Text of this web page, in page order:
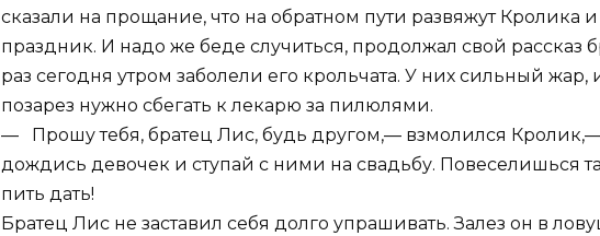
сказали на прощание, что на обратном пути развяжут Кролика и
праздник. И надо же беде случиться, продолжал свой рассказ
раз сегодня утром заболели его крольчата. У них сильный жар,
позарез нужно сбегать к лекарю за пилюлями.
— Прошу тебя, братец Лис, будь другом,— взмолился
дождись девочек и ступай с ними на свадьбу. Повеселишься
пить дать!
Братец Лис не заставил себя долго упрашивать. Залез он в